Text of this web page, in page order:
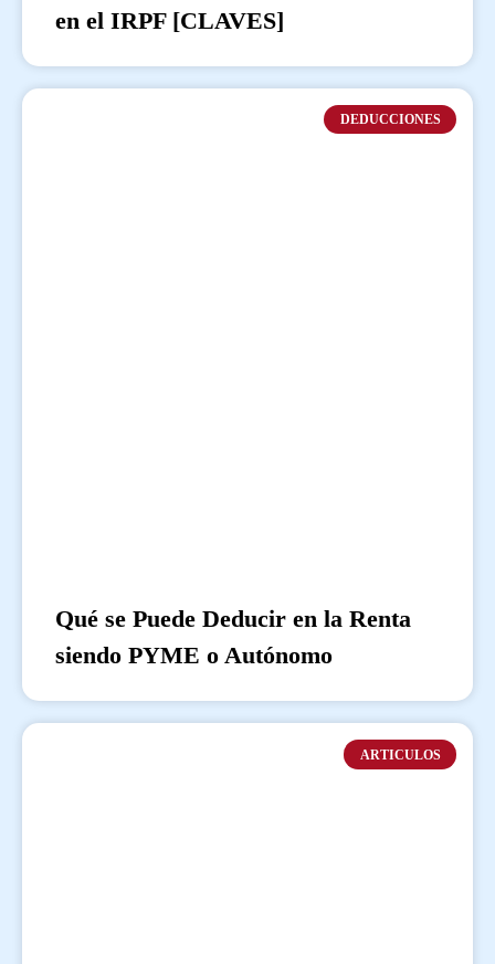
en el IRPF [CLAVES]
DEDUCCIONES
Qué se Puede Deducir en la Renta
siendo PYME o Autónomo
ARTICULOS